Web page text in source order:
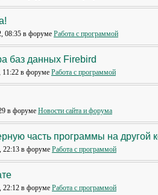
08:35 в форуме Работа с программой
баз данных Firebird
11:22 в форуме Работа с программой
в форуме Новости сайта и форума
часть программы на другой
22:13 в форуме Работа с программой
22:12 в форуме Работа с программой